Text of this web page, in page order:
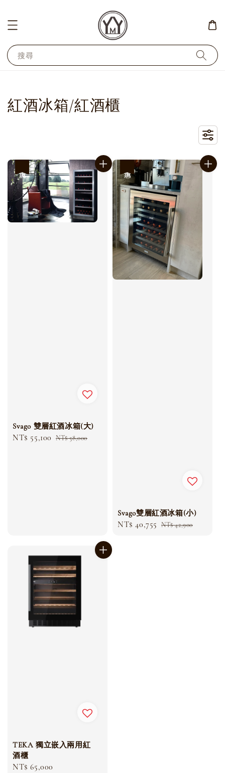
搜尋
紅酒冰箱/紅酒櫃
Svago 雙層紅酒冰箱(大)
Sale
NT$ 55,100 Regular
NT$ 58,000
Svago雙層紅酒冰箱(小)
Sale
NT$ 40,755 Regular
NT$ 42,900
TEKA 獨立嵌入兩用紅
酒櫃
Regular
NT$ 65,000